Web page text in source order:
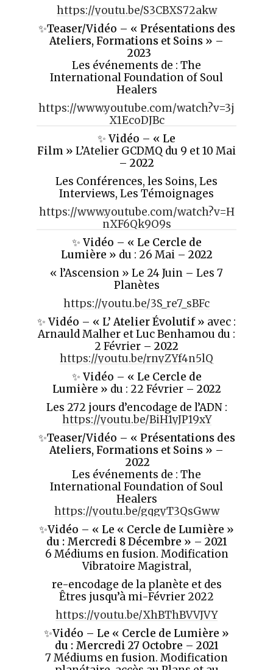
https://youtu.be/S3CBXS72akw
✨Teaser/Vidéo – « Présentations des
Ateliers, Formations et Soins » –
2023
Les événements de : The
International Foundation of Soul
Healers
https://www.youtube.com/watch?v=3j
X1EcoDJBc
✨ Vidéo – « Le
Film » L’Atelier GCDMQ du 9 et 10 Mai
– 2022
Les Conférences, les Soins, Les
Interviews, Les Témoignages
https://www.youtube.com/watch?v=H
nXF6Qk9O9s
✨ Vidéo – « Le Cercle de
Lumière » du : 26 Mai – 2022
« l’Ascension » Le 24 Juin – Les 7
Planètes
https://youtu.be/3S_re7_sBFc
✨ Vidéo – « L’ Atelier Évolutif » avec :
Arnauld Malher et Luc Benhamou du :
2 Février – 2022
https://youtu.be/rnyZYf4n5lQ
✨ Vidéo – « Le Cercle de
Lumière » du : 22 Février – 2022
Les 272 jours d’encodage de l’ADN :
https://youtu.be/BiH1yJP19xY
✨Teaser/Vidéo – « Présentations des
Ateliers, Formations et Soins » –
2022
Les événements de : The
International Foundation of Soul
Healers
https://youtu.be/gqgyT3QsGww
✨Vidéo – « Le « Cercle de Lumière »
du : Mercredi 8 Décembre » – 2021
6 Médiums en fusion. Modification
Vibratoire Magistral,
re-encodage de la planète et des
Êtres jusqu’à mi-Février 2022
https://youtu.be/XhBThBVVJVY
✨Vidéo – Le « Cercle de Lumière »
du : Mercredi 27 Octobre – 2021
7 Médiums en fusion. Modification